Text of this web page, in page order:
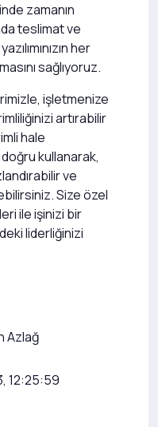
zamanın
teslimat ve
her
sağlıyoruz.
işletmenize
artırabilir
hale
kullanarak,
ve
Size özel
ile işinizi bir
liderliğinizi
Azlağ
12:25:59